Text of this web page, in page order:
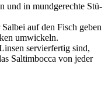
und in mund­ge­rech­te Stü­
auf den Fisch geben
umwickeln.
ser­vier­fer­tig sind,
Sal­tim­boc­ca von jeder